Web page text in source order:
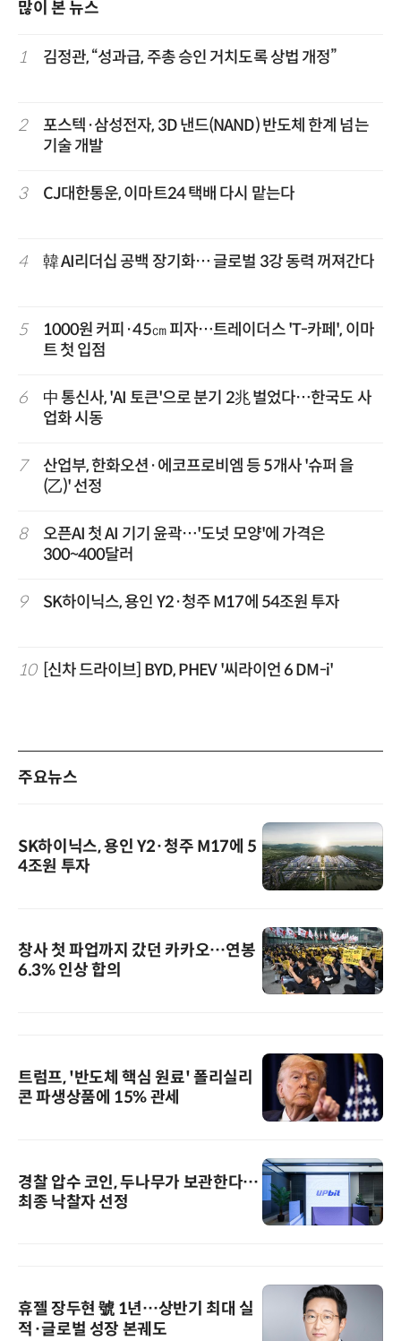
많이 본 뉴스
1 김정관, “성과급, 주총 승인 거치도록 상법 개정”
2
포스텍·삼성전자, 3D 낸드(NAND) 반도체 한계 넘는
기술 개발
3 CJ대한통운, 이마트24 택배 다시 맡는다
4 韓 AI리더십 공백 장기화… 글로벌 3강 동력 꺼져간다
5
1000원 커피·45㎝ 피자…트레이더스 'T-카페', 이마
트 첫 입점
6
中 통신사, 'AI 토큰'으로 분기 2兆 벌었다…한국도 사
업화 시동
7
산업부, 한화오션·에코프로비엠 등 5개사 '슈퍼 을
(乙)' 선정
8
오픈AI 첫 AI 기기 윤곽…'도넛 모양'에 가격은
300~400달러
9 SK하이닉스, 용인 Y2·청주 M17에 54조원 투자
10 [신차 드라이브] BYD, PHEV '씨라이언 6 DM-i'
주요뉴스
SK하이닉스, 용인 Y2·청주 M17에 5
4조원 투자
창사 첫 파업까지 갔던 카카오…연봉
6.3% 인상 합의
트럼프, '반도체 핵심 원료' 폴리실리
콘 파생상품에 15% 관세
경찰 압수 코인, 두나무가 보관한다…
최종 낙찰자 선정
휴젤 장두현 號 1년…상반기 최대 실
적·글로벌 성장 본궤도